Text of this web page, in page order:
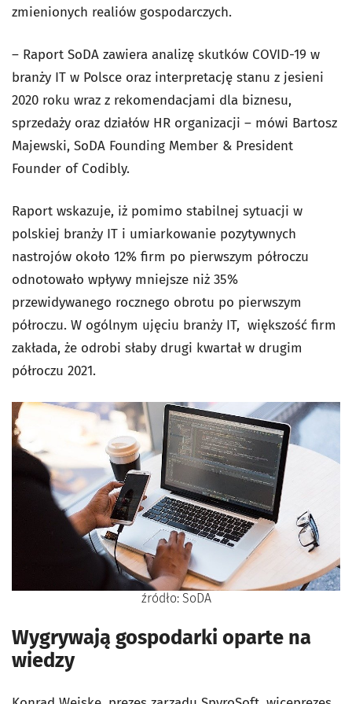
zmienionych realiów gospodarczych.
– Raport SoDA zawiera analizę skutków COVID-19 w
branży IT w Polsce oraz interpretację stanu z jesieni
2020 roku wraz z rekomendacjami dla biznesu,
sprzedaży oraz działów HR organizacji – mówi Bartosz
Majewski, SoDA Founding Member & President
Founder of Codibly.
Raport wskazuje, iż pomimo stabilnej sytuacji w
polskiej branży IT i umiarkowanie pozytywnych
nastrojów około 12% firm po pierwszym półroczu
odnotowało wpływy mniejsze niż 35%
przewidywanego rocznego obrotu po pierwszym
półroczu. W ogólnym ujęciu branży IT, większość firm
zakłada, że odrobi słaby drugi kwartał w drugim
półroczu 2021.
źródło: SoDA
Wygrywają gospodarki oparte na
wiedzy